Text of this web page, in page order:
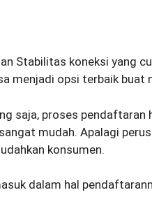
Stabilitas koneksi yang
menjadi opsi terbaik buat
saja, proses
mudah. Apalagi
konsumen.
dalam hal